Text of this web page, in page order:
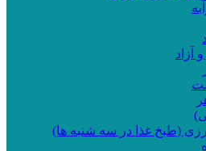
آزاد
(طبخ غذا در سه شنبه ها)